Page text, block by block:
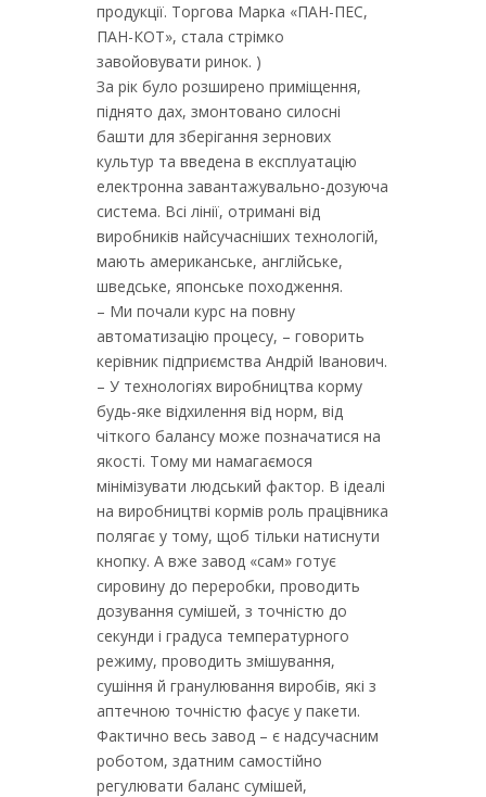
продукції. Торгова Марка «ПАН-ПЕС,
ПАН-КОТ», стала стрімко
завойовувати ринок. )
За рік було розширено приміщення,
піднято дах, змонтовано силосні
башти для зберігання зернових
культур та введена в експлуатацію
електронна завантажувально-дозуюча
система. Всі лінії, отримані від
виробників найсучасніших технологій,
мають американське, англійське,
шведське, японське походження.
– Ми почали курс на повну
автоматизацію процесу, – говорить
керівник підприємства Андрій Іванович.
– У технологіях виробництва корму
будь-яке відхилення від норм, від
чіткого балансу може позначатися на
якості. Тому ми намагаємося
мінімізувати людський фактор. В ідеалі
на виробництві кормів роль працівника
полягає у тому, щоб тільки натиснути
кнопку. А вже завод «сам» готує
сировину до переробки, проводить
дозування сумішей, з точністю до
секунди і градуса температурного
режиму, проводить змішування,
сушіння й гранулювання виробів, які з
аптечною точністю фасує у пакети.
Фактично весь завод – є надсучасним
роботом, здатним самостійно
регулювати баланс сумішей,